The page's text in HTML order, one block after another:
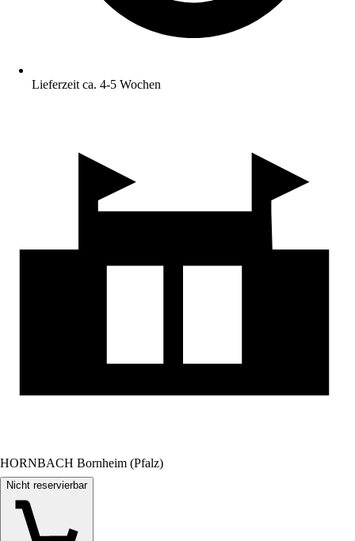
Lieferzeit ca. 4-5 Wochen
HORNBACH Bornheim (Pfalz)
Nicht reservierbar